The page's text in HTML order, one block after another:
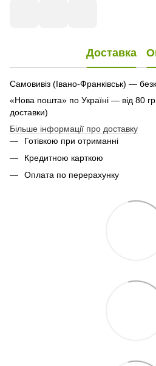
Доставка
Самовивіз (Івано-Франківськ) —
«Нова пошта» по Україні — від 80
доставки)
Більше інформації про доставку
Готівкою при отриманні
Кредитною карткою
Оплата по перерахунку